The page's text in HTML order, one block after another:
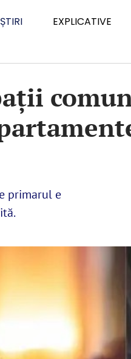
ȘTIRI EXPLICATIVE
primarul e